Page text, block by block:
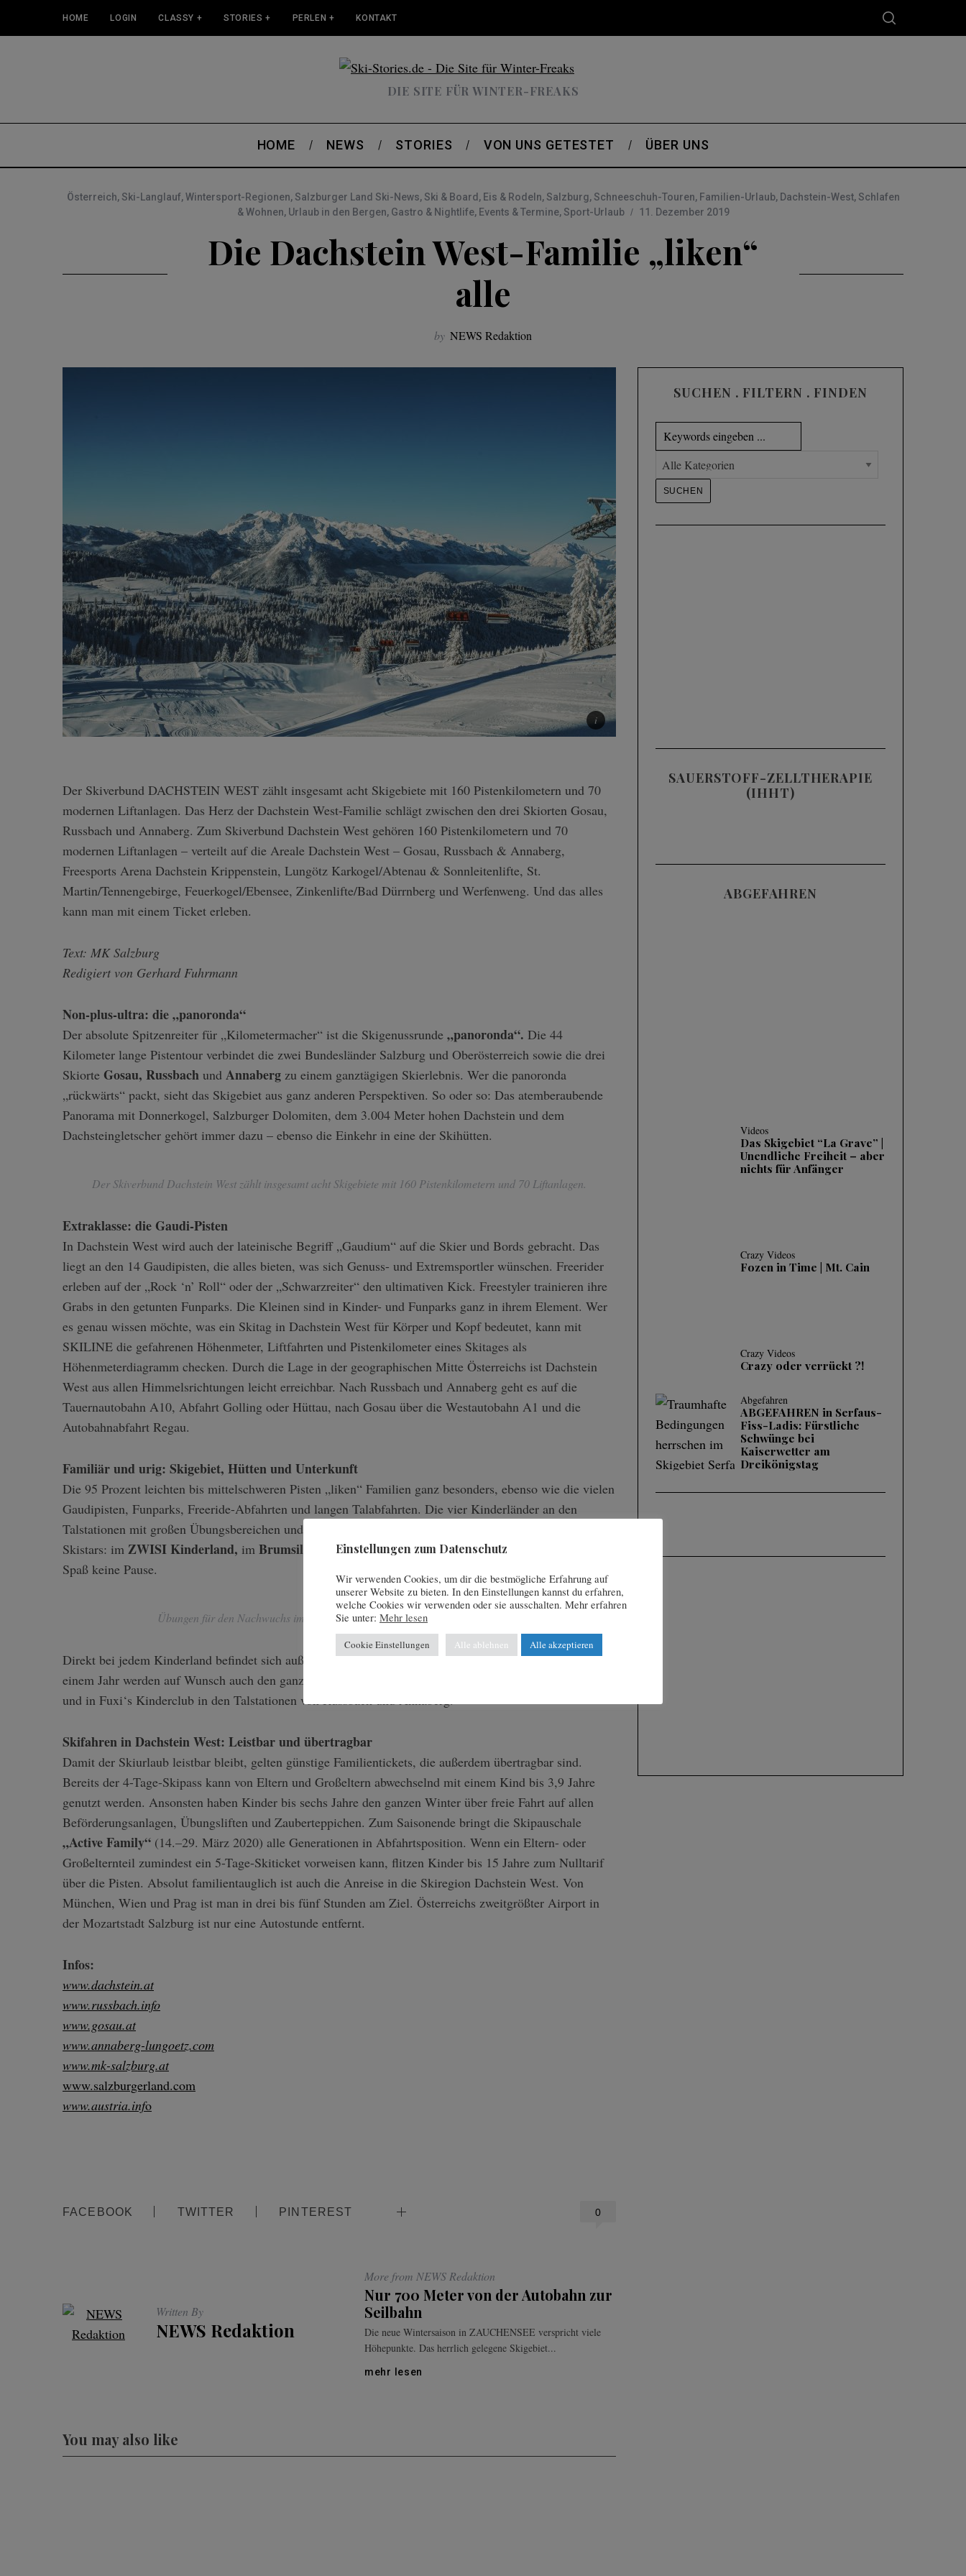
HOME LOGIN CLASSY + STORIES + PERLEN + KONTAKT
DIE SITE FÜR WINTER-FREAKS
HOME NEWS STORIES VON UNS GETESTET ÜBER UNS
Österreich, Ski-Langlauf,Wintersport-Regionen, Salzburger Land Ski-News, Ski & Board , Eis & Rodeln, Salzburg, Schneeschuh-Touren, Familien-Urlaub, Dachstein-West, Schlafen
& Wohnen, Urlaub in den Bergen, Gastro & Nightlife, Events & Termine, Sport-Urlaub 11. Dezember 2019
Die Dachstein West-Familie „liken“
alle
by NEWS Redaktion
Der Skiverbund DACHSTEIN WEST zählt insgesamt acht Skigebiete mit 160 Pistenkilometern und 70
modernen Liftanlagen. Das Herz der Dachstein West-Familie schlägt zwischen den drei Skiorten Gosau,
Russbach und Annaberg. Zum Skiverbund Dachstein West gehören 160 Pistenkilometern und 70
modernen Liftanlagen – verteilt auf die Areale Dachstein West – Gosau, Russbach & Annaberg,
Freesports Arena Dachstein Krippenstein, Lungötz Karkogel/Abtenau & Sonnleitenlifte, St.
Martin/Tennengebirge, Feuerkogel/Ebensee, Zinkenlifte/Bad Dürrnberg und Werfenweng. Und das alles
kann man mit einem Ticket erleben.
Text: MK Salzburg
Redigiert von Gerhard Fuhrmann
Non-plus-ultra: die „panoronda“
Der absolute Spitzenreiter für „Kilometermacher“ ist die Skigenussrunde „panoronda“. Die 44
Kilometer lange Pistentour verbindet die zwei Bundesländer Salzburg und Oberösterreich sowie die drei
Skiorte Gosau, Russbach und Annaberg zu einem ganztägigen Skierlebnis. Wer die panoronda
„rückwärts“ packt, sieht das Skigebiet aus ganz anderen Perspektiven. So oder so: Das atemberaubende
Panorama mit Donnerkogel, Salzburger Dolomiten, dem 3.004 Meter hohen Dachstein und dem
Dachsteingletscher gehört immer dazu – ebenso die Einkehr in eine der Skihütten.
Der Skiverbund Dachstein West zählt insgesamt acht Skigebiete mit 160 Pistenkilometern und 70 Liftanlagen.
Extraklasse: die Gaudi-Pisten
In Dachstein West wird auch der lateinische Begriff „Gaudium“ auf die Skier und Bords gebracht. Das
liegt an den 14 Gaudipisten, die alles bieten, was sich Genuss- und Extremsportler wünschen. Freerider
erleben auf der „Rock ‘n’ Roll“ oder der „Schwarzreiter“ den ultimativen Kick. Freestyler trainieren ihre
Grabs in den getunten Funparks. Die Kleinen sind in Kinder- und Funparks ganz in ihrem Element. Wer
es genau wissen möchte, was ein Skitag in Dachstein West für Körper und Kopf bedeutet, kann mit
SKILINE die gefahrenen Höhenmeter, Liftfahrten und Pistenkilometer eines Skitages als
Höhenmeterdiagramm checken. Durch die Lage in der geographischen Mitte Österreichs ist Dachstein
West aus allen Himmelsrichtungen leicht erreichbar. Nach Russbach und Annaberg geht es auf die
Tauernautobahn A10, Abfahrt Golling oder Hüttau, nach Gosau über die Westautobahn A1 und die
Autobahnabfahrt Regau.
Familiär und urig: Skigebiet, Hütten und Unterkunft
Die 95 Prozent leichten bis mittelschweren Pisten „liken“ Familien ganz besonders, ebenso wie die vielen
Gaudipisten, Funparks, Freeride-Abfahrten und langen Talabfahrten. Die vier Kinderländer an den
Talstationen mit großen Übungsbereichen und lustigen Maskottchen sind das Revier der Nachwuchs-
Skistars: im ZWISI Kinderland, im Brumsiland, imBärencamp und inFuxi’s Kinderland
Spaß keine Pause.
Übungen für den Nachwuchs im ZWISI Kinderland, Foto: schoepfmandiaon.at_
Direkt bei jedem Kinderland befindet sich außerdem eine der professionellen Skischulen. Kinder ab
einem Jahr werden auf Wunsch auch den ganzen Tag professionell betreut: im Kinderclub Spatzennest
und in Fuxi‘s Kinderclub in den Talstationen von Russbach und Annaberg.
Skifahren in Dachstein West: Leistbar und übertragbar
Damit der Skiurlaub leistbar bleibt, gelten günstige Familientickets, die außerdem übertragbar sind.
Bereits der 4-Tage-Skipass kann von Eltern und Großeltern abwechselnd mit einem Kind bis 3,9 Jahre
genutzt werden. Ansonsten haben Kinder bis sechs Jahre den ganzen Winter über freie Fahrt auf allen
Beförderungsanlagen, Übungsliften und Zauberteppichen. Zum Saisonende bringt die Skipauschale
„Active Family“ (14.–29. März 2020) alle Generationen in Abfahrtsposition. Wenn ein Eltern- oder
Großelternteil zumindest ein 5-Tage-Skiticket vorweisen kann, flitzen Kinder bis 15 Jahre zum Nulltarif
über die Pisten. Absolut familientauglich ist auch die Anreise in die Skiregion Dachstein West. Von
München, Wien und Prag ist man in drei bis fünf Stunden am Ziel. Österreichs zweitgrößter Airport in
der Mozartstadt Salzburg ist nur eine Autostunde entfernt.
Infos:
www.dachstein.at
www.russbach.info
www.gosau.at
www.annaberg-lungoetz.com
www.mk-salzburg.at
www.salzburgerland.com
www.austria.info
0
FACEBOOK TWITTER PINTEREST
Written By
NEWS Redaktion
More from NEWS Redaktion
Nur 700 Meter von der Autobahn zur
Seilbahn
Die neue Wintersaison in ZAUCHENSEE verspricht viele
Höhepunkte. Das herrlich gelegene Skigebiet...
mehr lesen
You may also like
SUCHEN . FILTERN . FINDEN
SAUERSTOFF-ZELLTHERAPIE
(IHHT)
ABGEFAHREN
Videos
Das Skigebiet “La Grave” |
Unendliche Freiheit – aber
nichts für Anfänger
Crazy Videos
Fozen in Time | Mt. Cain
Crazy Videos
Crazy oder verrückt ?!
Abgefahren
ABGEFAHREN in Serfaus-
Fiss-Ladis: Fürstliche
Schwünge bei
Kaiserwetter am
Dreikönigstag
e
a
c
o
r
:
Einstellungen zum Datenschutz
Wir verwenden Cookies, um dir die bestmögliche Erfahrung auf
unserer Website zu bieten. In den Einstellungen kannst du erfahren,
welche Cookies wir verwenden oder sie ausschalten. Mehr erfahren
Sie unter: Mehr lesen
Cookie Einstellungen Alle ablehnen Alle akzeptieren